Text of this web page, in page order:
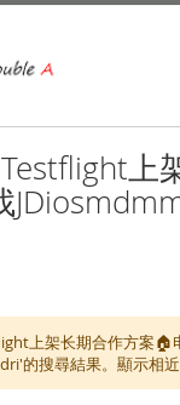
上
上架长期合作方案🏠
的搜尋結果。顯示相近